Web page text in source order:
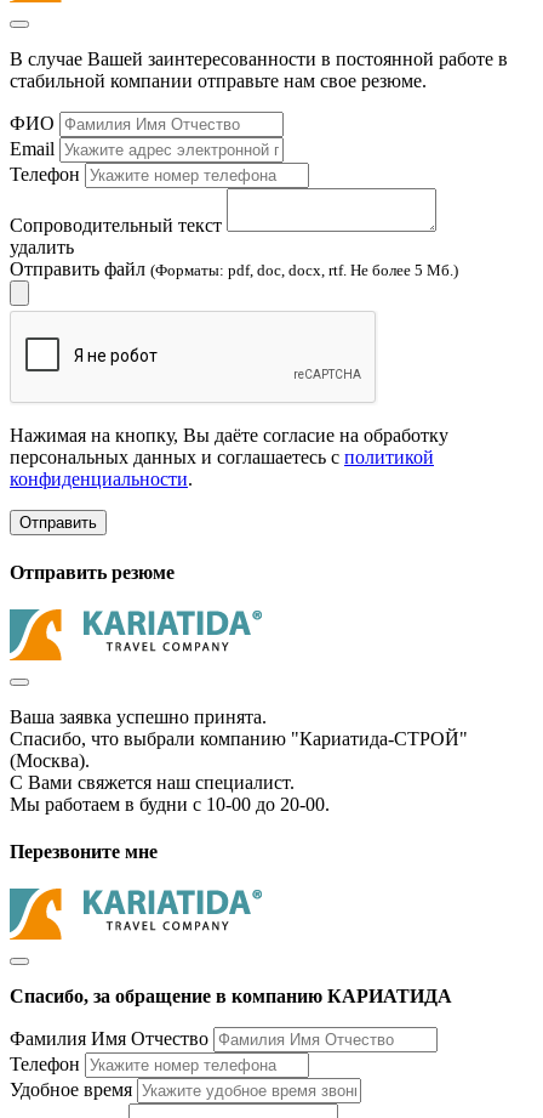
В случае Вашей заинтересованности в постоянной работе в
стабильной компании отправьте нам свое резюме.
ФИО
Email
Телефон
Сопроводительный текст
удалить
Отправить файл (Форматы: pdf, doc, docx, rtf. Не более 5 Мб.)
Нажимая на кнопку, Вы даёте согласие на обработку
персональных данных и соглашаетесь с политикой
конфиденциальности.
Отправить
Отправить резюме
Ваша заявка успешно принята.
Спасибо, что выбрали компанию "Кариатида-СТРОЙ"
(Москва).
С Вами свяжется наш специалист.
Мы работаем в будни с 10-00 до 20-00.
Перезвоните мне
Спасибо, за обращение в компанию КАРИАТИДА
Фамилия Имя Отчество
Телефон
Удобное время